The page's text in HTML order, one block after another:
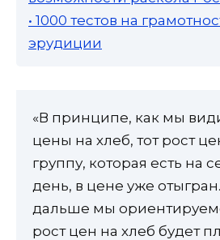
• 1000 тестов на
эрудиции
«В принципе, как мы
цены на хлеб, тот рост
группу, которая есть на
день, в цене уже
дальше мы
рост цен на хлеб будет